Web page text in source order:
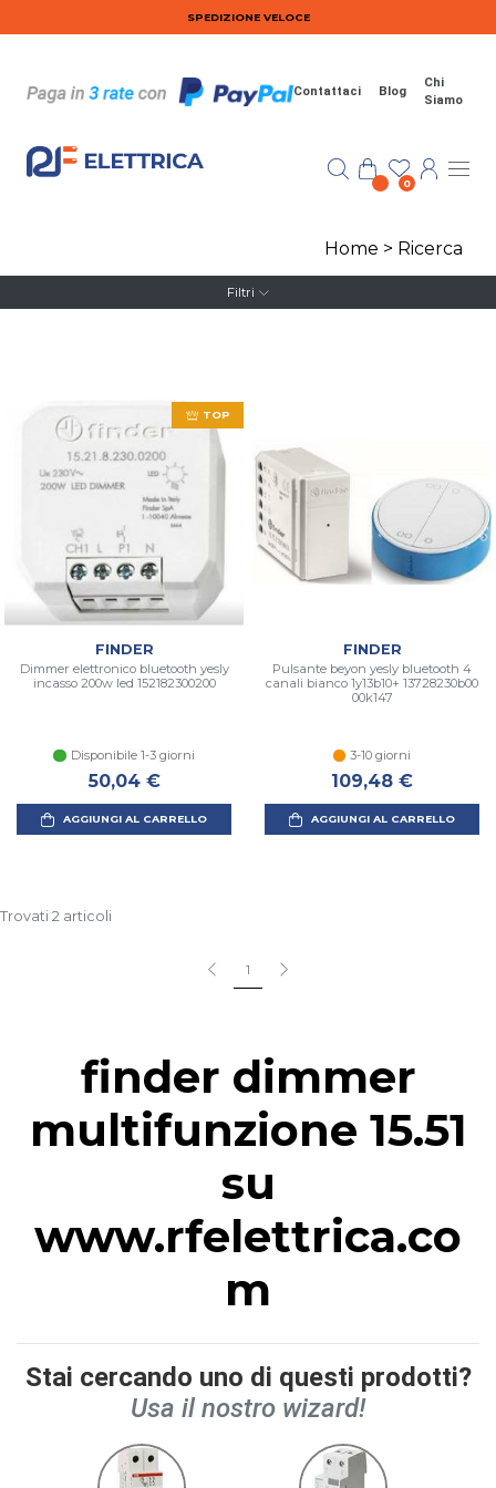
Salta al contenuto principaleSPEDIZIONE VELOCE
Contattaci Blog
Chi
Siamo
0
Home > Ricerca
Filtri
TOP
FINDER
Dimmer elettronico bluetooth yesly
incasso 200w led 152182300200
Disponibile 1-3 giorni
50,04 €
AGGIUNGI AL CARRELLO
FINDER
Pulsante beyon yesly bluetooth 4
canali bianco 1y13b10+ 13728230b00
00k147
3-10 giorni
109,48 €
AGGIUNGI AL CARRELLO
Trovati 2 articoli
1
finder dimmer
multifunzione 15.51
su
www.rfelettrica.co
m
Stai cercando uno di questi prodotti?
Usa il nostro wizard!